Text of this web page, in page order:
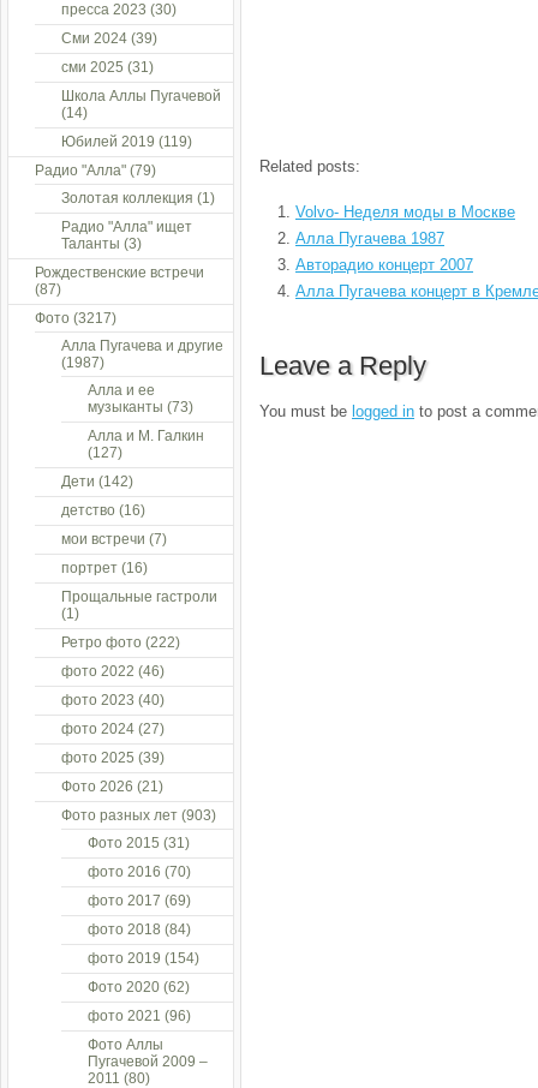
Related posts:
Volvo- Неделя моды в Москве
Алла Пугачева 1987
Авторадио концерт 2007
Алла Пугачева концерт в
Leave a Reply
You must be logged in to post a
пресса 2023 (30)
Сми 2024 (39)
сми 2025 (31)
Школа Аллы Пугачевой
(14)
Юбилей 2019 (119)
Радио "Алла" (79)
Золотая коллекция (1)
Радио "Алла" ищет
Таланты (3)
Рождественские встречи
(87)
Фото (3217)
Алла Пугачева и другие
(1987)
Алла и ее
музыканты (73)
Алла и М. Галкин
(127)
Дети (142)
детство (16)
мои встречи (7)
портрет (16)
Прощальные гастроли
(1)
Ретро фото (222)
фото 2022 (46)
фото 2023 (40)
фото 2024 (27)
фото 2025 (39)
Фото 2026 (21)
Фото разных лет (903)
Фото 2015 (31)
фото 2016 (70)
фото 2017 (69)
фото 2018 (84)
фото 2019 (154)
Фото 2020 (62)
фото 2021 (96)
Фото Аллы
Пугачевой 2009 –
2011 (80)